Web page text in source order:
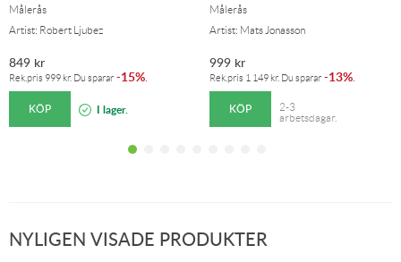
Målerås
Artist: Robert Ljubez
849 kr
Rek.pris 999 kr. Du sparar -15%
KÖP I lager.
Målerås
Artist: Mats Jonasson
999 kr
Rek.pris 1 149 kr. Du sparar -13%
KÖP
2-3
arbetsdagar.
NYLIGEN VISADE PRODUKTER